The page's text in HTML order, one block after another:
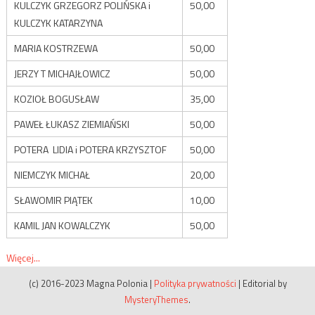
KULCZYK GRZEGORZ POLIŃSKA i
KULCZYK KATARZYNA
50,00
MARIA KOSTRZEWA
50,00
JERZY T MICHAJŁOWICZ
50,00
KOZIOŁ BOGUSŁAW
35,00
PAWEŁ ŁUKASZ ZIEMIAŃSKI
50,00
POTERA LIDIA i POTERA KRZYSZTOF
50,00
NIEMCZYK MICHAŁ
20,00
SŁAWOMIR PIĄTEK
10,00
KAMIL JAN KOWALCZYK
50,00
Więcej...
(c) 2016-2023 Magna Polonia | Polityka prywatności | Editorial by
MysteryThemes.